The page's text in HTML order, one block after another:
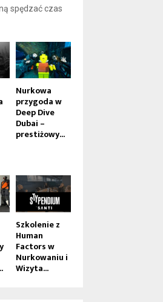
spędzać czas
Nurkowa
przygoda w
Deep Dive
Dubai –
prestiżowy...
Szkolenie z
Human
Factors w
Nurkowaniu i
Wizyta...